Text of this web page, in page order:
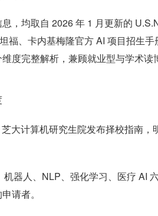
，均取自 2026 年 1 月更新的
、卡内基梅隆官方 AI 项目招生手
度完整解析，兼顾就业型与学术读
大计算机研究生院发布择校指南，
器人、NLP、强化学习、医疗 AI
请者。